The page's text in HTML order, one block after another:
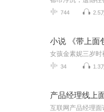
744 2.5
小说 《带上面
34 1.3
产品经理线上